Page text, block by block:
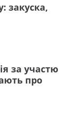
закуска,
за участю
про